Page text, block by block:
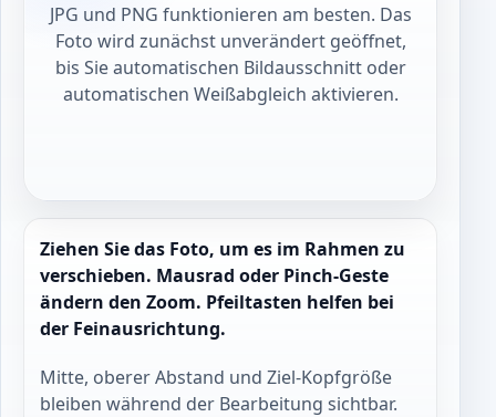
JPG und PNG funktionieren am besten. Das
Foto wird zunächst unverändert geöffnet,
bis Sie automatischen Bildausschnitt oder
automatischen Weißabgleich aktivieren.
Ziehen Sie das Foto, um es im Rahmen zu
verschieben. Mausrad oder Pinch-Geste
ändern den Zoom. Pfeiltasten helfen bei
der Feinausrichtung.
Mitte, oberer Abstand und Ziel-Kopfgröße
bleiben während der Bearbeitung sichtbar.